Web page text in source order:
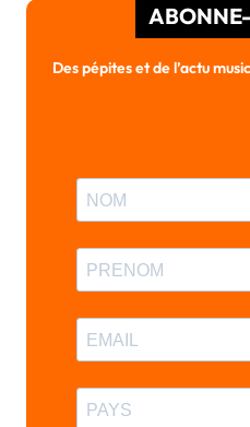
Des pépites et de l’actu